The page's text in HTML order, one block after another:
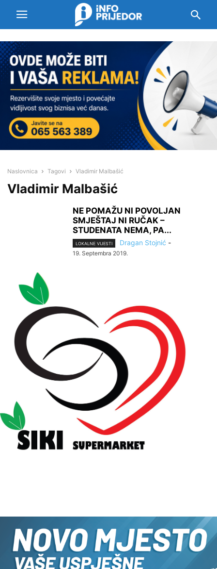
Naslovnica Tagovi Vladimir Malbašić
Vladimir Malbašić
NE POMAŽU NI POVOLJAN
SMJEŠTAJ NI RUČAK –
STUDENATA NEMA, PA...
LOKALNE VIJESTI Dragan Stojnić -
19. Septembra 2019.